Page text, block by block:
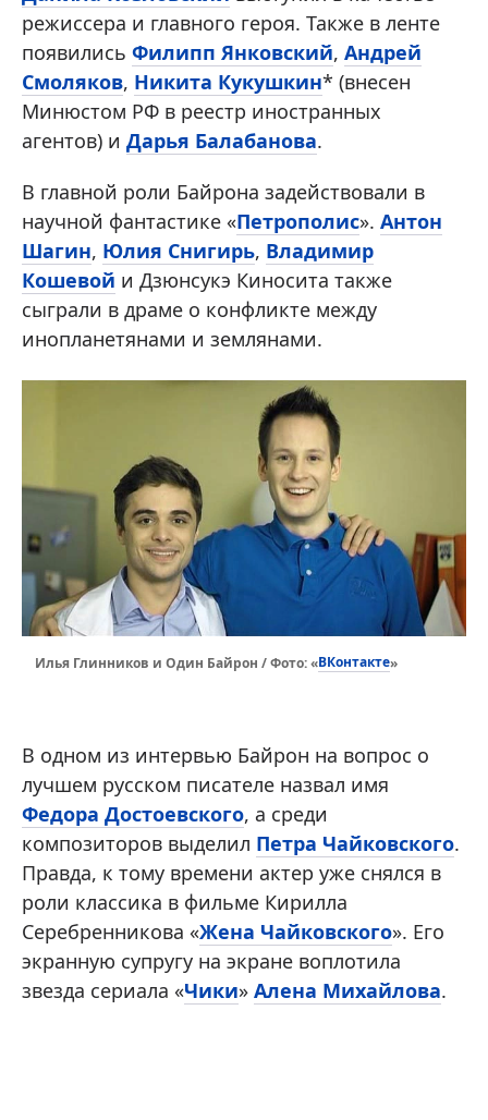
режиссера и главного героя. Также в ленте
появились Филипп Янковский, Андрей
Смоляков, Никита Кукушкин* (внесен
Минюстом РФ в реестр иностранных
агентов) и Дарья Балабанова.
В главной роли Байрона задействовали в
научной фантастике «Петрополис». Антон
Шагин, Юлия Снигирь, Владимир
Кошевой и Дзюнсукэ Киносита также
сыграли в драме о конфликте между
инопланетянами и землянами.
Илья Глинников и Один Байрон / Фото: «ВКонтакте»
В одном из интервью Байрон на вопрос о
лучшем русском писателе назвал имя
Федора Достоевского, а среди
композиторов выделил Петра Чайковского.
Правда, к тому времени актер уже снялся в
роли классика в фильме Кирилла
Серебренникова «Жена Чайковского». Его
экранную супругу на экране воплотила
звезда сериала «Чики» Алена Михайлова.